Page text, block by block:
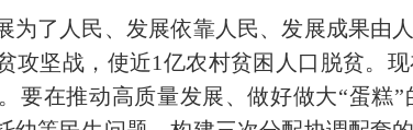
了人民、发展依靠人民、发展成果由
攻坚战，使近1亿农村贫困人口脱贫。
要在推动高质量发展、做好做大“蛋糕